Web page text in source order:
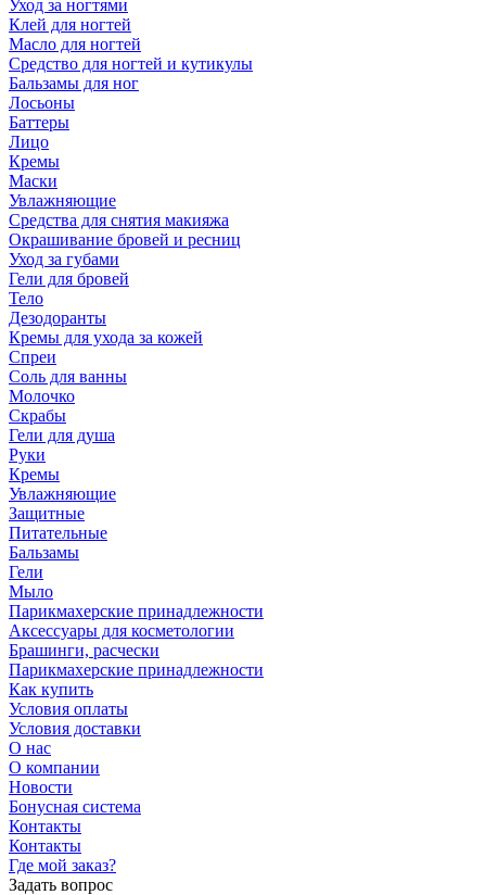
Уход за ногтями
Клей для ногтей
Масло для ногтей
Средство для ногтей и кутикулы
Бальзамы для ног
Лосьоны
Баттеры
Лицо
Кремы
Маски
Увлажняющие
Средства для снятия макияжа
Окрашивание бровей и ресниц
Уход за губами
Гели для бровей
Тело
Дезодоранты
Кремы для ухода за кожей
Спреи
Соль для ванны
Молочко
Скрабы
Гели для душа
Руки
Кремы
Увлажняющие
Защитные
Питательные
Бальзамы
Гели
Мыло
Парикмахерские принадлежности
Аксессуары для косметологии
Брашинги, расчески
Парикмахерские принадлежности
Как купить
Условия оплаты
Условия доставки
О нас
О компании
Новости
Бонусная система
Контакты
Контакты
Где мой заказ?
Задать вопрос